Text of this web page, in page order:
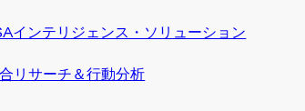
インテリジェンス・ソリューション
リサーチ＆行動分析